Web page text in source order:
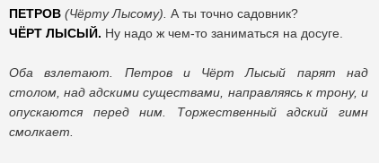
ПЕТРОВ (Чёрту Лысому). А ты точно садовник?
ЧЁРТ ЛЫСЫЙ. Ну надо ж чем-то заниматься на досуге.
Оба взлетают. Петров и Чёрт Лысый парят над
столом, над адскими существами, направляясь к трону, и
опускаются перед ним. Торжественный адский гимн
смолкает.